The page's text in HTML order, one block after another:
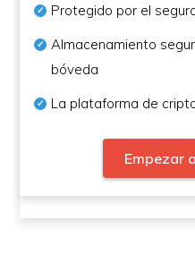
Protegido por el
Almacenamiento
bóveda
La plataforma de
Empezar